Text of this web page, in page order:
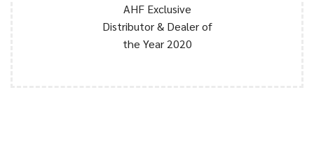
AHF Exclusive
Distributor& Dealer of
the Year 2020